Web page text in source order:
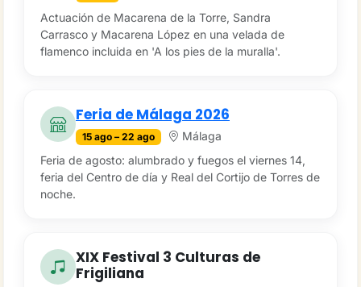
Actuación de Macarena de la Torre, Sandra
Carrasco y Macarena López en una velada de
flamenco incluida en 'A los pies de la muralla'.
Feria de Málaga 2026
15 ago – 22 ago
Málaga
Feria de agosto: alumbrado y fuegos el viernes 14,
feria del Centro de día y Real del Cortijo de Torres de
noche.
XIX Festival 3 Culturas de
Frigiliana